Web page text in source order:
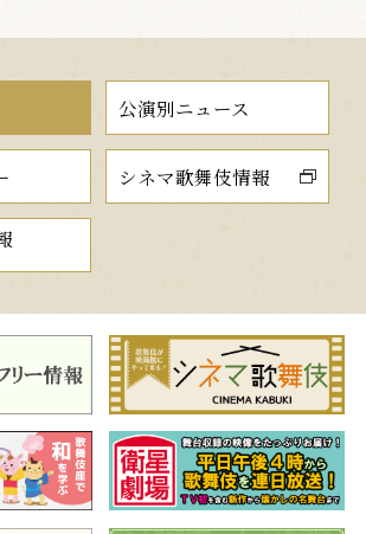
公演別ニュース
シネマ歌舞伎情報